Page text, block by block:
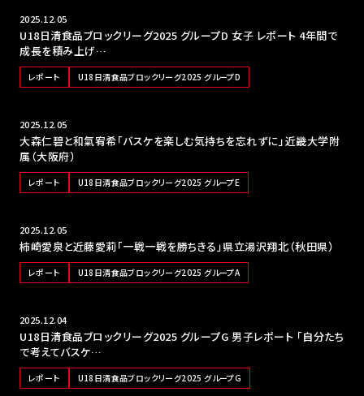
2025.12.05
U18日清食品ブロックリーグ2025 グループD 女子 レポート 4年間で
成長を積み上げ…
レポート U18日清食品ブロックリーグ2025 グループD
2025.12.05
大森仁碧と和氣宥希「バスケを楽しむ気持ちを忘れずに」近畿大学附
属（大阪府）
レポート U18日清食品ブロックリーグ2025 グループE
2025.12.05
柿崎愛泉と近藤愛莉「一戦一戦を勝ちきる」県立湯沢翔北（秋田県）
レポート U18日清食品ブロックリーグ2025 グループA
2025.12.04
U18日清食品ブロックリーグ2025 グループG 男子レポート 「自分たち
で考えてバスケ…
レポート U18日清食品ブロックリーグ2025 グループG